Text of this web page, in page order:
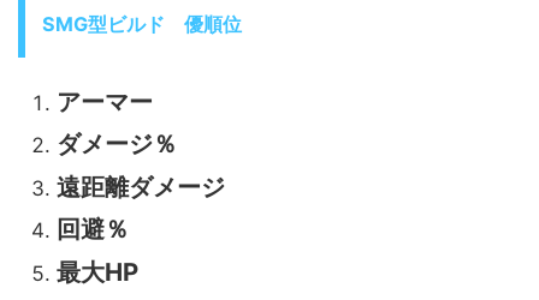
SMG型ビルド 優順位
アーマー
ダメージ％
遠距離ダメージ
回避％
最大HP